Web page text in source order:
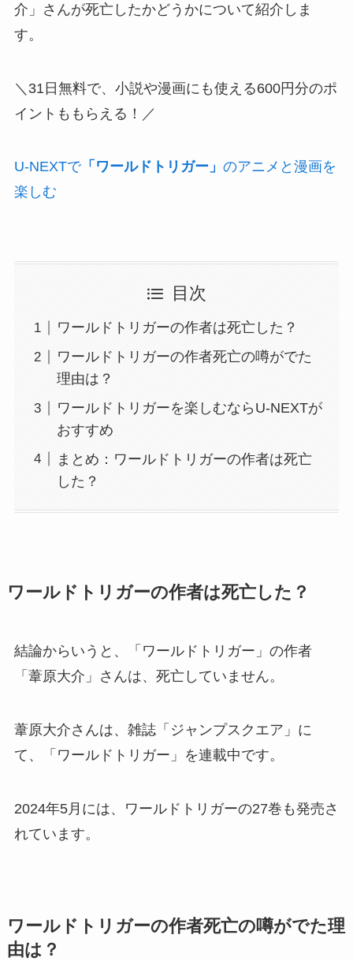
介」さんが死亡したかどうかについて紹介しま
す。
＼31日無料で、小説や漫画にも使える600円分のポ
イントももらえる！／
U-NEXTで「ワールドトリガー」 のアニメと漫画を
楽しむ
目次
ワールドトリガーの作者は死亡した？
ワールドトリガーの作者死亡の噂がでた
理由は？
ワールドトリガーを楽しむならU-NEXTが
おすすめ
まとめ：ワールドトリガーの作者は死亡
した？
ワールドトリガーの作者は死亡した？
結論からいうと、「ワールドトリガー」の作者
「葦原大介」さんは、死亡していません。
葦原大介さんは、雑誌「ジャンプスクエア」に
て、「ワールドトリガー」を連載中です。
2024年5月には、ワールドトリガーの27巻も発売さ
れています。
ワールドトリガーの作者死亡の噂がでた理
由は？